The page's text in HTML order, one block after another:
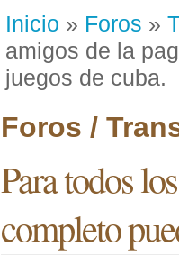
Inicio » Foros »
amigos de la
juegos de cuba.
Foros /
Para todos
completo